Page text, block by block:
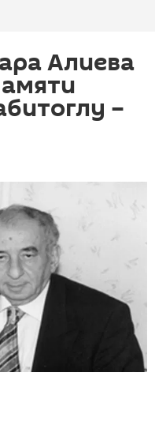
Алиева
–